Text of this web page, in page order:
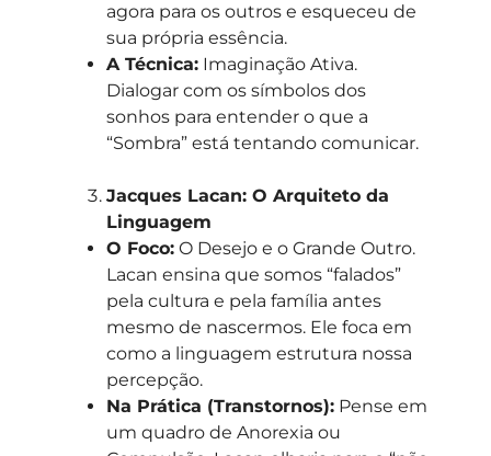
agora para os outros e esqueceu de
sua própria essência.
A Técnica:Imaginação Ativa.
Dialogar com os símbolos dos
sonhos para entender o que a
“Sombra” está tentando comunicar.
Jacques Lacan: O Arquiteto da
Linguagem
O Foco:O Desejo e o Grande Outro.
Lacan ensina que somos “falados”
pela cultura e pela família antes
mesmo de nascermos. Ele foca em
como a linguagem estrutura nossa
percepção.
Na Prática (Transtornos):Pense em
um quadro de Anorexia ou